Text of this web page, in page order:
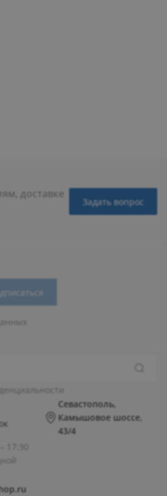
доставке
Задать вопрос
17:30
Севастополь,
Камышовое шоссе,
43/4